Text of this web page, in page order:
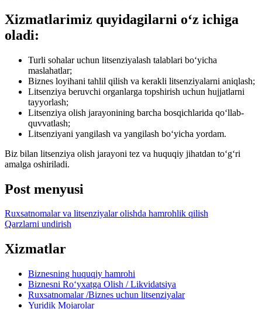
Xizmatlarimiz quyidagilarni oʻz ichiga
oladi:
Turli sohalar uchun litsenziyalash talablari boʻyicha
maslahatlar;
Biznes loyihani tahlil qilish va kerakli litsenziyalarni aniqlash;
Litsenziya beruvchi organlarga topshirish uchun hujjatlarni
tayyorlash;
Litsenziya olish jarayonining barcha bosqichlarida qoʻllab-
quvvatlash;
Litsenziyani yangilash va yangilash boʻyicha yordam.
Biz bilan litsenziya olish jarayoni tez va huquqiy jihatdan toʻgʻri
amalga oshiriladi.
Post menyusi
Ruxsatnomalar va litsenziyalar olishda hamrohlik qilish
Qarzlarni undirish
Xizmatlar
Biznesning huquqiy hamrohi
Biznesni Ro‘yxatga Olish / Likvidatsiya
Ruxsatnomalar /Biznes uchun litsenziyalar
Yuridik Mojarolar